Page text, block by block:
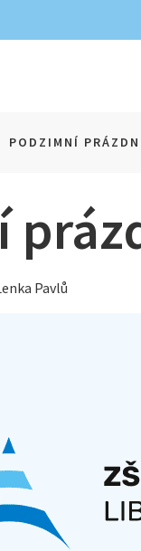
PODZIMNÍ
Pavlů